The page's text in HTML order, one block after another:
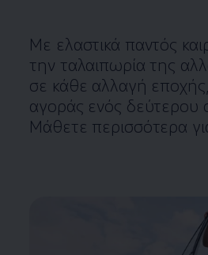
Με ελαστικά παντός
την ταλαιπωρία της
σε κάθε αλλαγή
αγοράς ενός δεύτερου
Μάθετε περισσότερα